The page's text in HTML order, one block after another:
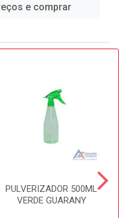
e comprar
PULVERIZADOR 500ML
VERDE GUARANY